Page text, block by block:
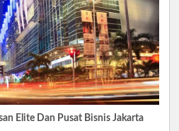
Elite Dan Pusat Bisnis Jakarta